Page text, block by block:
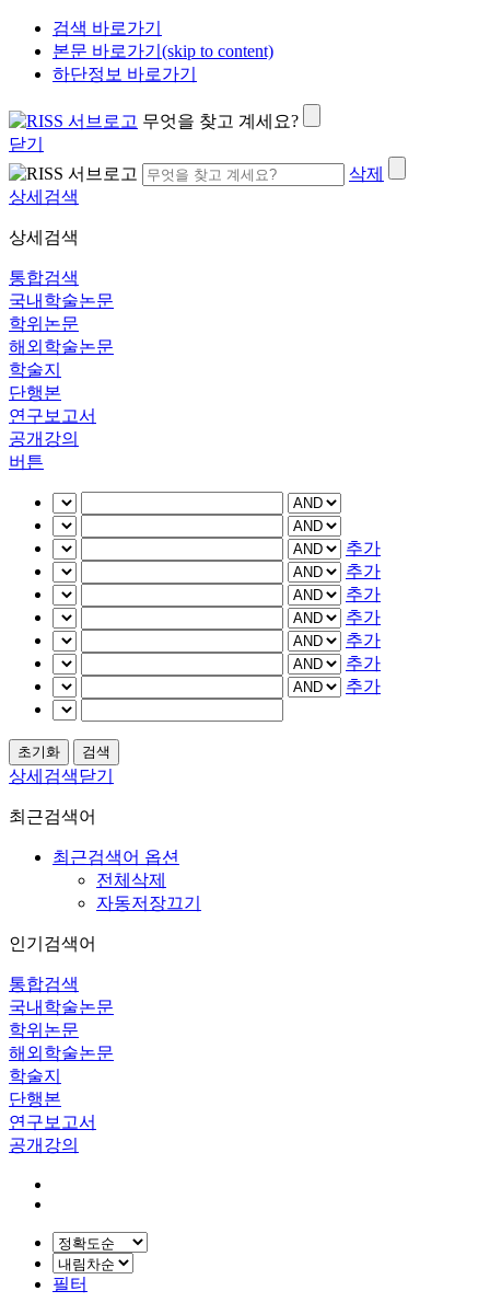
검색 바로가기
본문 바로가기(skip to content)
하단정보 바로가기
무엇을 찾고 계세요?
닫기
삭제
상세검색
상세검색
통합검색
국내학술논문
학위논문
해외학술논문
학술지
단행본
연구보고서
공개강의
버튼
추가
추가
추가
추가
추가
추가
추가
상세검색닫기
최근검색어
최근검색어 옵션
전체삭제
자동저장끄기
인기검색어
통합검색
국내학술논문
학위논문
해외학술논문
학술지
단행본
연구보고서
공개강의
필터